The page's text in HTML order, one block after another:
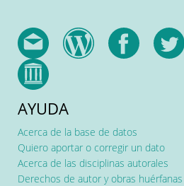
AYUDA
Acerca de la base de datos
Quiero aportar o corregir un dato
Acerca de las disciplinas autorales
Derechos de autor y obras huérfanas